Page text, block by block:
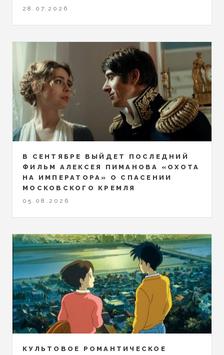
28.07.2026
В СЕНТЯБРЕ ВЫЙДЕТ ПОСЛЕДНИЙ
ФИЛЬМ АЛЕКСЕЯ ПИМАНОВА «ОХОТА
НА ИМПЕРАТОРА» О СПАСЕНИИ
МОСКОВСКОГО КРЕМЛЯ
05.08.2026
КУЛЬТОВОЕ РОМАНТИЧЕСКОЕ